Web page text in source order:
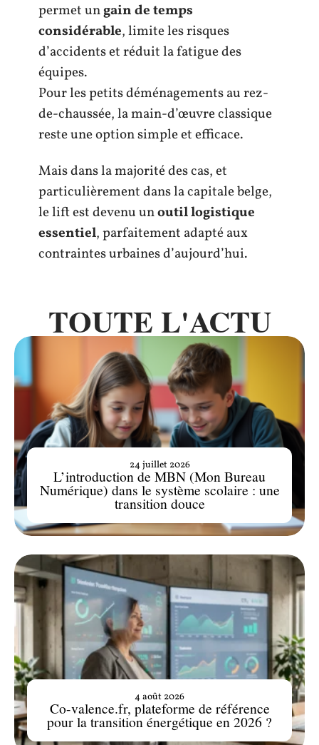
permet ungain de temps
considérable, limite les risques
d’accidents et réduit la fatigue des
équipes.
Pour les petits déménagements au rez-
de-chaussée, la main-d’œuvre classique
reste une option simple et efficace.
Mais dans la majorité des cas, et
particulièrement dans la capitale belge,
le lift est devenu unoutil logistique
essentiel, parfaitement adapté aux
contraintes urbaines d’aujourd’hui.
TOUTE L'ACTU
L’introduction de MBN (Mon Bureau
Numérique) dans le système scolaire : une
transition douce
24 juillet 2026
Co-valence.fr, plateforme de référence
pour la transition énergétique en 2026 ?
4 août 2026